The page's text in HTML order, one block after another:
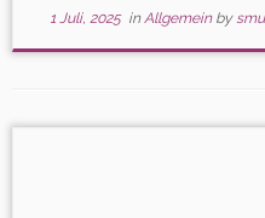
1 Juli, 2025inAllgemein by